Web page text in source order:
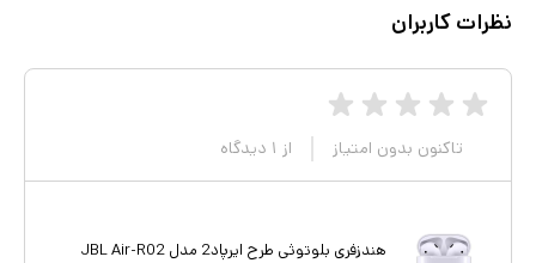
نظرات کاربران
تاکنون بدون امتیاز از ۱ دیدگاه
هندزفری بلوتوثی طرح ایرپاد2 مدل JBL Air-R02